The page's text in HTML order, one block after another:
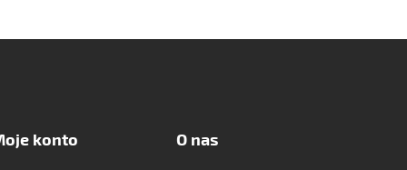
konto O nas